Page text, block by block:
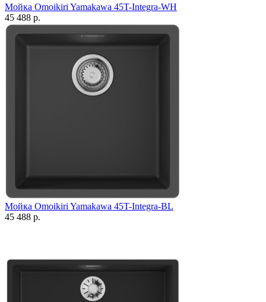
Мойка Omoikiri Yamakawa 45T-Integra-WH
45 488 р.
Мойка Omoikiri Yamakawa 45T-Integra-BL
45 488 р.